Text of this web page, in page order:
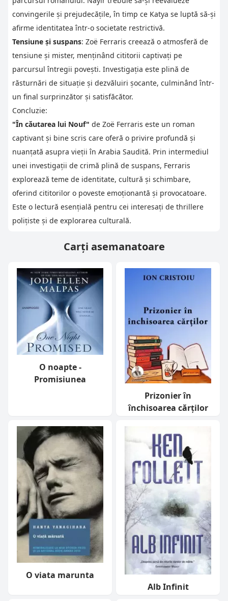
convingerile și prejudecățile, în timp ce Katya se luptă să-și
afirme identitatea într-o societate restrictivă.
Tensiune și suspans: Zoë Ferraris creează o atmosferă de
tensiune și mister, menținând cititorii captivați pe
parcursul întregii povești. Investigația este plină de
răsturnări de situație și dezvăluiri șocante, culminând într-
un final surprinzător și satisfăcător.
Concluzie:
"În căutarea lui Nouf" de Zoë Ferraris este un roman
captivant și bine scris care oferă o privire profundă și
nuanțată asupra vieții în Arabia Saudită. Prin intermediul
unei investigații de crimă plină de suspans, Ferraris
explorează teme de identitate, cultură și schimbare,
oferind cititorilor o poveste emoționantă și provocatoare.
Este o lectură esențială pentru cei interesați de thrillere
polițiste și de explorarea culturală.
Carți asemanatoare
O noapte -
Promisiunea
Prizonier în
închisoarea cărților
O viata marunta
Alb Infinit